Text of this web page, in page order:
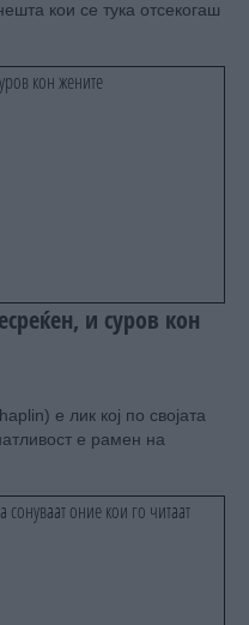
кои се тука отсекогаш
и суров кон
е лик кој по својата
е рамен на